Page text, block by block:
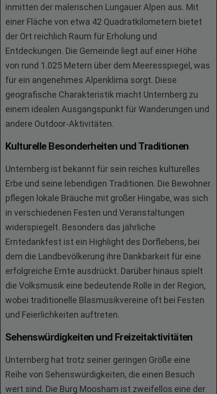
inmitten der malerischen Lungauer Alpen aus. Mit
einer Fläche von etwa 42 Quadratkilometern bietet
der Ort reichlich Raum für Erholung und
Entdeckungen. Die Gemeinde liegt auf einer Höhe
von rund 1.025 Metern über dem Meeresspiegel, was
für ein angenehmes Alpenklima sorgt. Diese
geografische Charakteristik macht Unternberg zu
einem idealen Ausgangspunkt für Wanderungen und
andere Outdoor-Aktivitäten.
Kulturelle Besonderheiten und Traditionen
Unternberg ist bekannt für sein reiches kulturelles
Erbe und seine lebendigen Traditionen. Die Bewohner
pflegen lokale Bräuche mit großer Hingabe, was sich
in verschiedenen Festen und Veranstaltungen
widerspiegelt. Besonders das jährliche
Erntedankfest ist ein Highlight des Dorflebens, bei
dem die Landbevölkerung ihre Dankbarkeit für eine
erfolgreiche Ernte ausdrückt. Darüber hinaus spielt
die Volksmusik eine bedeutende Rolle in der Region,
wobei traditionelle Blasmusikvereine oft bei Festen
und Feierlichkeiten auftreten.
Sehenswürdigkeiten und Freizeitaktivitäten
Unternberg hat trotz seiner geringen Größe eine
Reihe von Sehenswürdigkeiten, die einen Besuch
wert sind. Die Burg Moosham ist zweifellos eine der